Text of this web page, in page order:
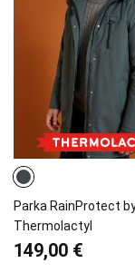
Parka RainProtect
Thermolactyl
149,00 €